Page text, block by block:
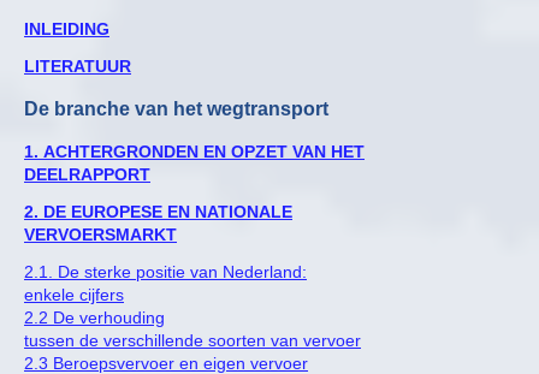
INLEIDING
LITERATUUR
De branche van het wegtransport
1. ACHTERGRONDEN EN OPZET VAN HET
DEELRAPPORT
2. DE EUROPESE EN NATIONALE
VERVOERSMARKT
2.1. De sterke positie van Nederland:
enkele cijfers
2.2 De verhouding
tussen de verschillende soorten van vervoer
2.3 Beroepsvervoer en eigen vervoer